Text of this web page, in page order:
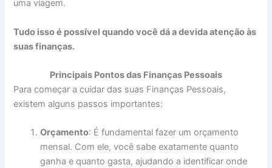
uma viagem.
Tudo isso é possível quando você dá a devida atenção às
suas finanças.
Principais Pontos das Finanças Pessoais
Para começar a cuidar das suas Finanças Pessoais,
existem alguns passos importantes:
Orçamento: É fundamental fazer um orçamento
mensal. Com ele, você sabe exatamente quanto
ganha e quanto gasta, ajudando a identificar onde